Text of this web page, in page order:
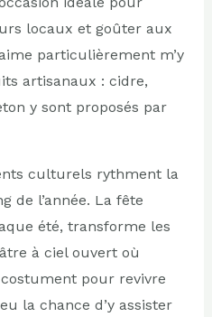
locaux et goûter aux
particulièrement m’y
artisanaux : cidre,
y sont proposés par
culturels rythment la
de l’année. La fête
été, transforme les
à ciel ouvert où
pour revivre
la chance d’y assister